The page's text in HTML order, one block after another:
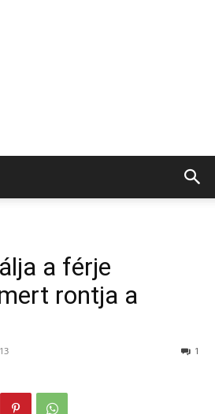
a férje
rontja a
1